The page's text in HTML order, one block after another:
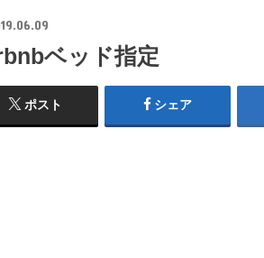
ベッド指定
ポスト シェア